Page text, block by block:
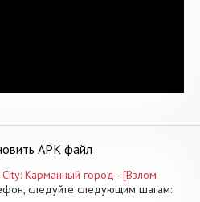
APK файл
City: Карманный город - [Взлом
следуйте следующим шагам: